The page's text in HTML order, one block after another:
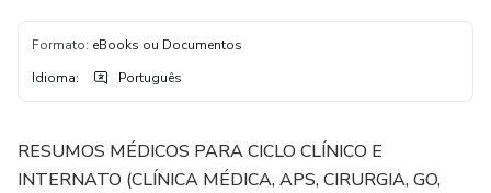
Formato: eBooks ou Documentos
Idioma: Português
RESUMOS MÉDICOS PARA CICLO CLÍNICO E
INTERNATO (CLÍNICA MÉDICA, APS, CIRURGIA, GO,